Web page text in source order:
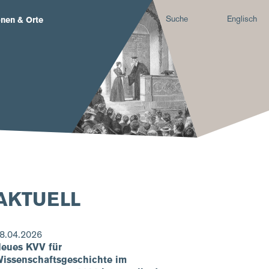
& Orte Suche Englisch
KVV für
im